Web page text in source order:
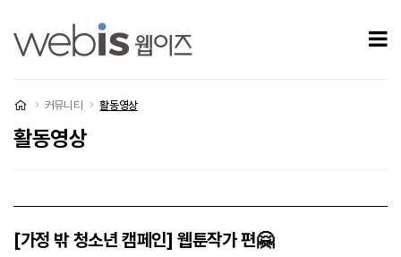
처음으로
커뮤니티 활동영상
활동영상
[가정 밖 청소년 캠페인] 웹툰작가 편🤗